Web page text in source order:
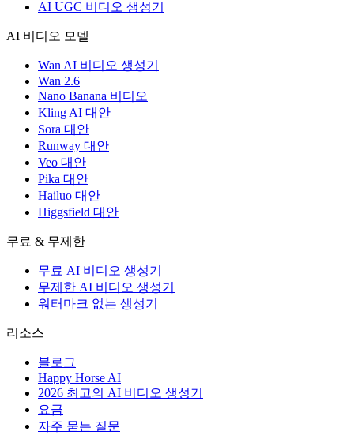
AI UGC 비디오 생성기
AI 비디오 모델
Wan AI 비디오 생성기
Wan 2.6
Nano Banana 비디오
Kling AI 대안
Sora 대안
Runway 대안
Veo 대안
Pika 대안
Hailuo 대안
Higgsfield 대안
무료 & 무제한
무료 AI 비디오 생성기
무제한 AI 비디오 생성기
워터마크 없는 생성기
리소스
블로그
Happy Horse AI
2026 최고의 AI 비디오 생성기
요금
자주 묻는 질문